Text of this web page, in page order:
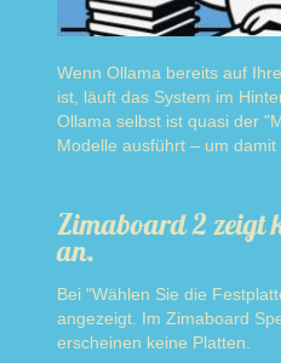
Wenn Ollama bereits auf
ist, läuft das System im
Ollama selbst ist quasi der
Modelle ausführt – um damit
Zimaboard 2 zeigt
an.
Bei "Wählen Sie die
angezeigt. Im Zimaboard
erscheinen keine Platten.